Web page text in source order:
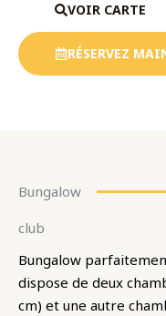
VOIR CARTE
RÉSERVEZ
Bungalow
club
Bungalow
dispose de deux
cm) et une autre